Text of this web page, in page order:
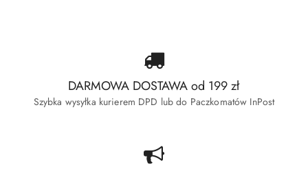
DARMOWA DOSTAWA od 199 zł
Szybka wysyłka kurierem DPD lub do Paczkomatów InPost